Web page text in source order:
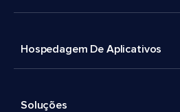
Hospedagem De Aplicativos
Soluções